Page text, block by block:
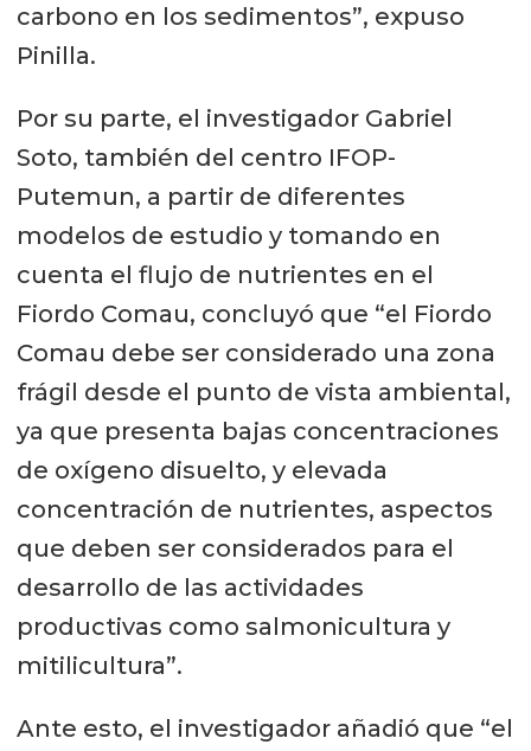
carbono en los sedimentos”, expuso
Pinilla.
Por su parte, el investigador Gabriel
Soto, también del centro IFOP-
Putemun, a partir de diferentes
modelos de estudio y tomando en
cuenta el flujo de nutrientes en el
Fiordo Comau, concluyó que “el Fiordo
Comau debe ser considerado una zona
frágil desde el punto de vista ambiental,
ya que presenta bajas concentraciones
de oxígeno disuelto, y elevada
concentración de nutrientes, aspectos
que deben ser considerados para el
desarrollo de las actividades
productivas como salmonicultura y
mitilicultura”.
Ante esto, el investigador añadió que “el